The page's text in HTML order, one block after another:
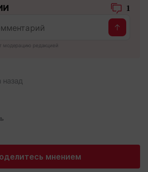
1
модерацию редакцией
назад
мнением